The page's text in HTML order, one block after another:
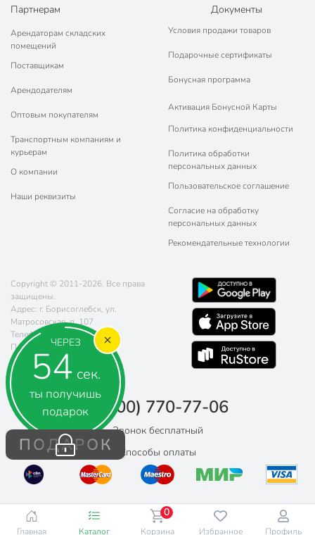
ЧЕРЕЗ
53 сек.
ты получишь
подарок
ПОДАРОК
Партнерам
Арендаторам складских
помещений
Поставщикам
Арендодателям
Оптовым покупателям
Транспортным компаниям и
курьерам
О компании
Наши реквизиты
Документы
Условия продажи товаров
Подарочные сертификаты
Бонусная программа
Активация Бонусной Карты
Политика конфиденциальности
Политика обработки
персональных данных
Пользовательское соглашение
Согласие на обработку
персональных данных
Рекомендательные технологии
Copyright © 2011-2026. Все права
защищены.
Адрес: г. Борисоглебск, ул.
Матросовская, д. 107
Телефон:
8 (800) 770-77-06
Почта:
sales@poryadok.ru
8 (800) 770-77-06
Звонок бесплатный
Способы оплаты
Главная Каталог Корзина
0
Избранное Профиль